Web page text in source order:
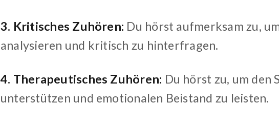
3. Kritisches Zuhören: Du hörst aufmerksam zu,
analysieren und kritisch zu hinterfragen.
4. Therapeutisches Zuhören: Du hörst zu, um den
unterstützen und emotionalen Beistand zu leisten.